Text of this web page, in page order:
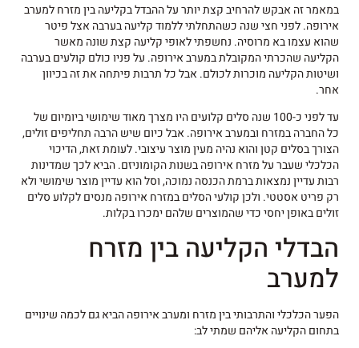
במאמר זה אבקש להרחיב קצת יותר על ההבדל בקליעה בין מזרח למערב
אירופה. לפני חצי שנה כשהתחלתי ללמוד קליעה בערבה אצל פיטר
שהוא עצמו בא מרוסיה. נחשפתי לאופי קליעה קצת שונה מאשר
הקליעה שהכרתי המקובלת במערב אירופה. על פניו כולם קולעים בערבה
ושיטות הקליעה מוכרות לכולם. אבל כל תרבות פיתחה את זה בכיוון
אחר.
עד לפני כ-100 שנה סלים קלועים היו מצרך מאוד שימושי ביומיום של
כל החברה במזרח ובמערב אירופה. אבל כיום שיש הרבה תחליפים זולים,
הצורך בסלים קטן והוא נהיה מעין מוצר עיצובי. לעומת זאת, הדיכוי
הכלכלי שעבר על מזרח אירופה בשנות הקומוניזם. הביא לכך שמדינות
רבות עדיין נמצאות ברמת הכנסה נמוכה, וסל הוא עדיין מוצר שימושי ולא
רק פריט אסטטי. ולכן קולעי הסלים במזרח אירופה מנסים לקלוע סלים
זולים באופן יחסי כדי שהמוצרים שלהם ימכרו בקלות.
הבדלי הקליעה בין מזרח
למערב
הפער הכלכלי והתרבותי בין מזרח ומערב אירופה הביא גם לכמה שינויים
בתחום הקליעה אליהם שמתי לב: